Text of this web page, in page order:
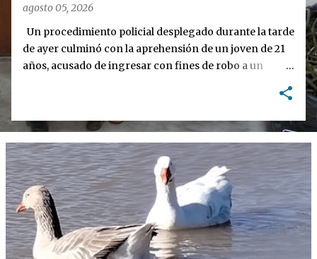
agosto 05, 2026
Un procedimiento policial desplegado durante la tarde
de ayer culminó con la aprehensión de un joven de 21
años, acusado de ingresar con fines de robo a un
hecho se registró cuando el sospechoso logró acceder
escalar el tapial perimetral del predio. Una vez en el
interior del lugar, el sujeto intentó apoderarse del
cableado de los vehículos alojados en el predio.